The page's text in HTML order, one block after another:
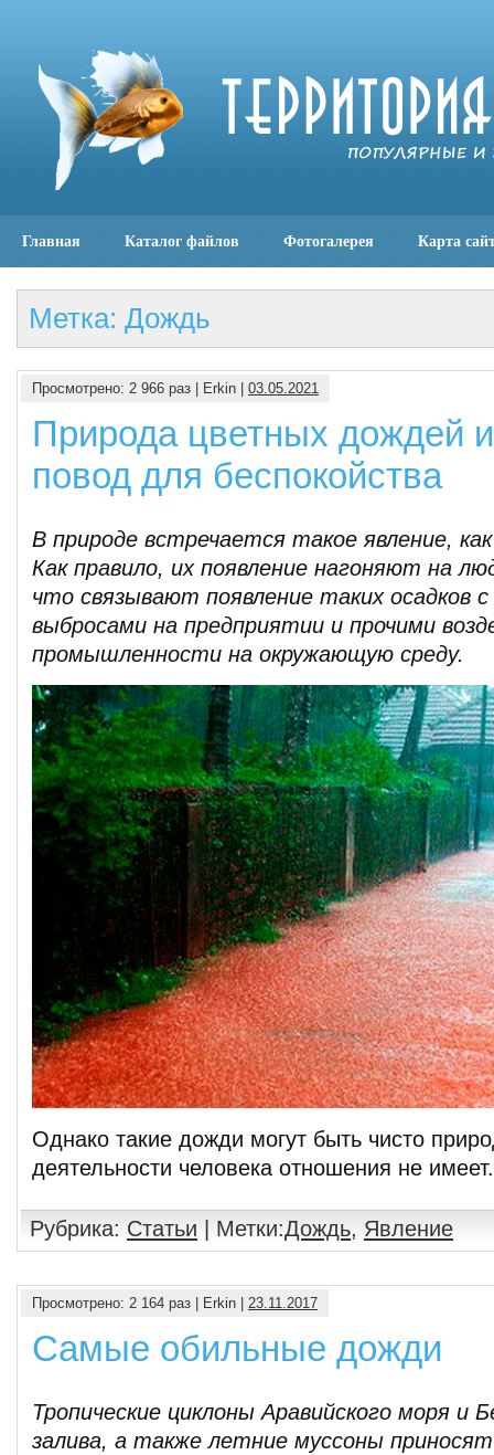
Главная Каталог файлов Фотогалерея Карта
Метка: Дождь
Просмотрено: 2 966 раз | Erkin | 03.05.2021
Природа цветных дождей
повод для беспокойства
В природе встречается такое явление,
Как правило, их появление нагоняют на
что связывают появление таких осадков
выбросами на предприятии и прочими
промышленности на окружающую среду.
Однако такие дожди могут быть чисто
деятельности человека отношения не
Рубрика: Статьи | Метки:Дождь, Явление
Просмотрено: 2 164 раз | Erkin | 23.11.2017
Самые обильные дожди
Тропические циклоны Аравийского моря и
залива, а также летние муссоны